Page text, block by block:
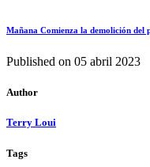
Mañana Comienza la demolición del
Published on 05 abril 2023
Author
Terry Loui
Tags